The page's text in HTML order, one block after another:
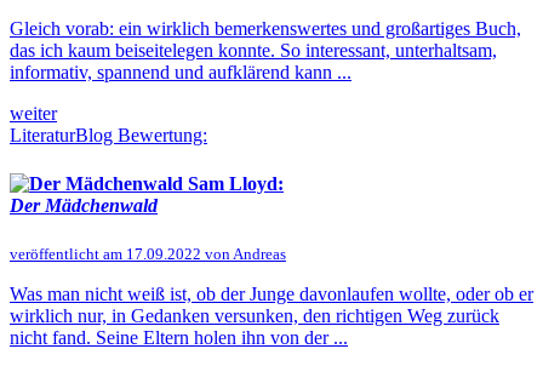
Gleich vorab: ein wirklich bemerkenswertes und großartiges Buch,
das ich kaum beiseitelegen konnte. So interessant, unterhaltsam,
informativ, spannend und aufklärend kann ...
weiter
LiteraturBlog Bewertung:
Sam Lloyd:
Der Mädchenwald
veröffentlicht am 17.09.2022 von Andreas
Was man nicht weiß ist, ob der Junge davonlaufen wollte, oder ob er
wirklich nur, in Gedanken versunken, den richtigen Weg zurück
nicht fand. Seine Eltern holen ihn von der ...